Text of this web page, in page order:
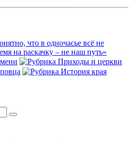
что в одночасье всё не
на раскачку – не наш путь»